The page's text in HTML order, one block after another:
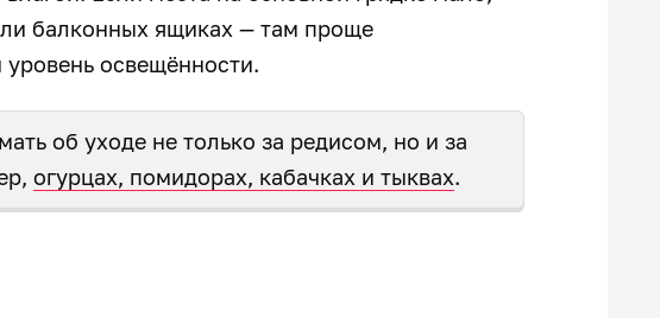
балконных ящиках — там проще
освещённости.
об уходе не только за редисом, но и за
огурцах, помидорах, кабачках и тыквах.